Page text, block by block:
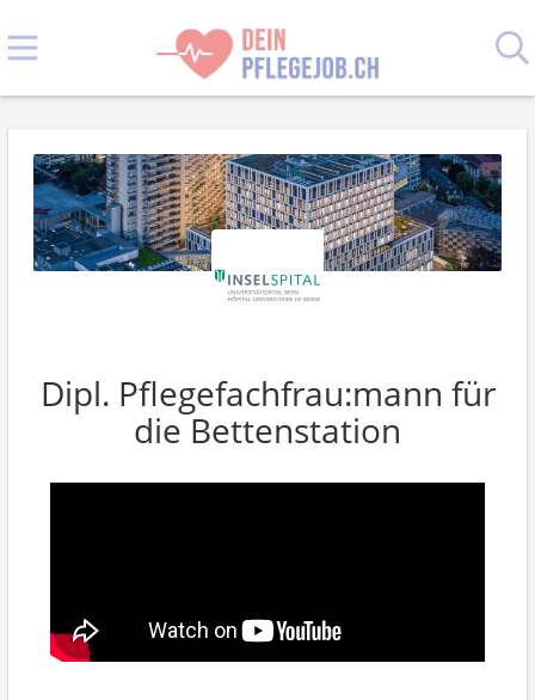
Dipl. Pflegefachfrau:mann für
die Bettenstation